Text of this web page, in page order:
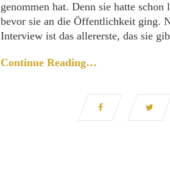
genommen hat. Denn sie hatte
bevor sie an die Öffentlichkeit ging.
Interview ist das allererste, das sie
Continue Reading…